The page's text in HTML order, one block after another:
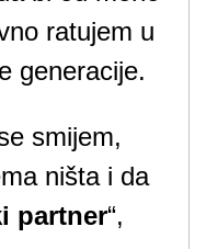
ratujem u
generacije.
smijem,
ništa i da
partner“,